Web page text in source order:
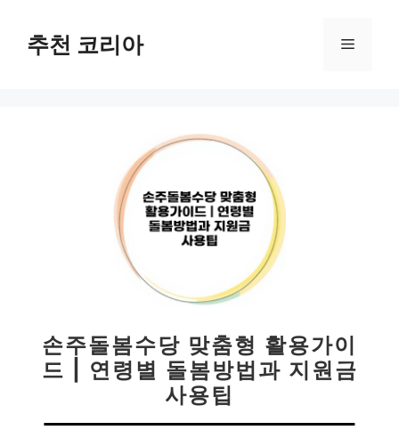
추천 코리아 메
손주돌봄수당 맞춤형 활용가이
드 | 연령별 돌봄방법과 지원금
사용팁